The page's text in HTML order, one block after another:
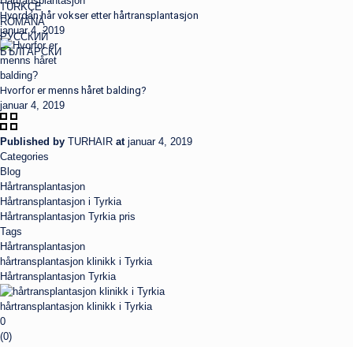
TÜRKÇE
ROMÂNĂ
РУССКИЙ
БЪЛГАРСКИ
Hvordan hår vokser etter hårtransplantasjon
januar 4, 2019
Hvorfor er menns håret balding?
januar 4, 2019
Published by TURHAIR at januar 4, 2019
Categories
Blog
Hårtransplantasjon
Hårtransplantasjon i Tyrkia
Hårtransplantasjon Tyrkia pris
Tags
Hårtransplantasjon
hårtransplantasjon klinikk i Tyrkia
Hårtransplantasjon Tyrkia
hårtransplantasjon klinikk i Tyrkia
0
(0)